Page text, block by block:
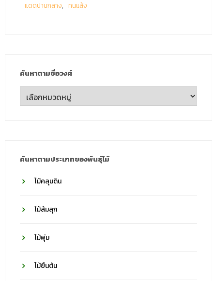
แดดปานกลาง
ทนแล้ง
ค้นหาตามชื่อวงศ์
ค้นหา
ตาม
ค้นหาตามประเภทของพันธุ์ไม้
ไม้คลุมดิน
ไม้ล้มลุก
ไม้พุ่ม
ไม้ยืนต้น